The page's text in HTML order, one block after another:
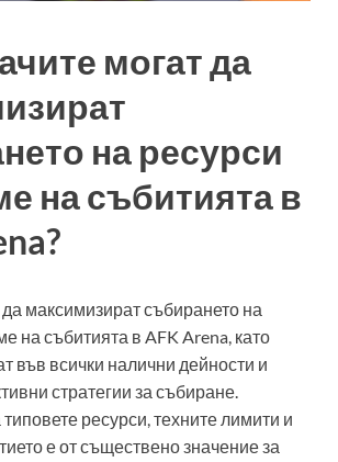
могат да
на ресурси
на събитията в
максимизират събирането на
на събитията в AFK Arena, като
във всички налични дейности и
стратегии за събиране.
ресурси, техните лимити и
е от съществено значение за